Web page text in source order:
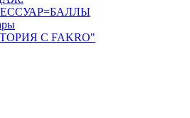
С FAKRO"